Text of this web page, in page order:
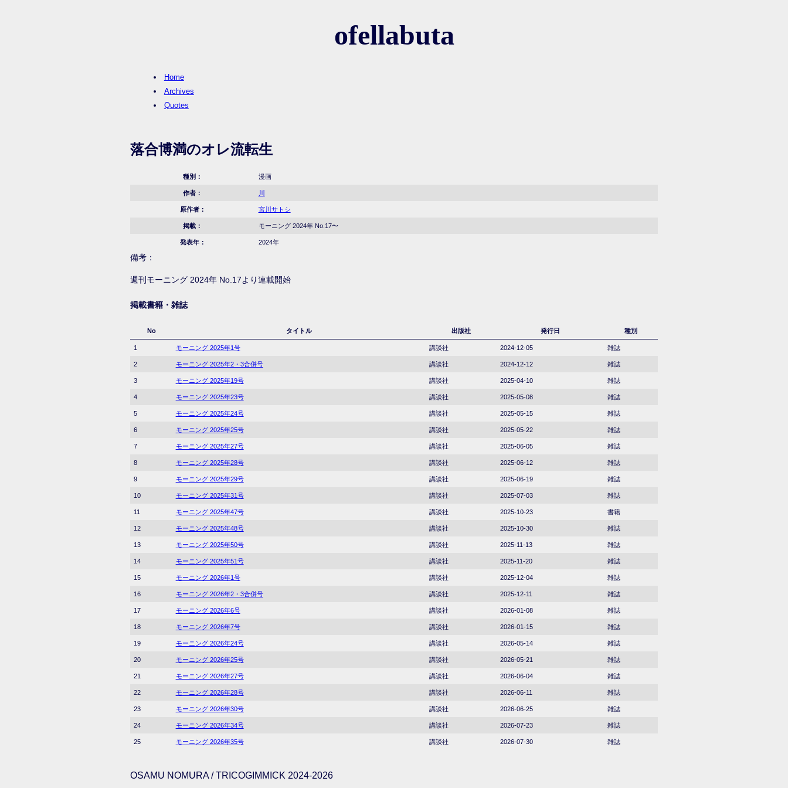
ofellabuta
Home
Archives
Quotes
落合博満のオレ流転生
種別： 漫画
作者： 川
原作者： 宮川サトシ
掲載： モーニング 2024年 No.17〜
発表年： 2024年
備考：
週刊モーニング 2024年 No.17より連載開始
掲載書籍・雑誌
No タイトル 出版社 発行日 種別
1 モーニング 2025年1号 講談社 2024-12-05 雑誌
2 モーニング 2025年2・3合併号 講談社 2024-12-12 雑誌
3 モーニング 2025年19号 講談社 2025-04-10 雑誌
4 モーニング 2025年23号 講談社 2025-05-08 雑誌
5 モーニング 2025年24号 講談社 2025-05-15 雑誌
6 モーニング 2025年25号 講談社 2025-05-22 雑誌
7 モーニング 2025年27号 講談社 2025-06-05 雑誌
8 モーニング 2025年28号 講談社 2025-06-12 雑誌
9 モーニング 2025年29号 講談社 2025-06-19 雑誌
10 モーニング 2025年31号 講談社 2025-07-03 雑誌
11 モーニング 2025年47号 講談社 2025-10-23 書籍
12 モーニング 2025年48号 講談社 2025-10-30 雑誌
13 モーニング 2025年50号 講談社 2025-11-13 雑誌
14 モーニング 2025年51号 講談社 2025-11-20 雑誌
15 モーニング 2026年1号 講談社 2025-12-04 雑誌
16 モーニング 2026年2・3合併号 講談社 2025-12-11 雑誌
17 モーニング 2026年6号 講談社 2026-01-08 雑誌
18 モーニング 2026年7号 講談社 2026-01-15 雑誌
19 モーニング 2026年24号 講談社 2026-05-14 雑誌
20 モーニング 2026年25号 講談社 2026-05-21 雑誌
21 モーニング 2026年27号 講談社 2026-06-04 雑誌
22 モーニング 2026年28号 講談社 2026-06-11 雑誌
23 モーニング 2026年30号 講談社 2026-06-25 雑誌
24 モーニング 2026年34号 講談社 2026-07-23 雑誌
25 モーニング 2026年35号 講談社 2026-07-30 雑誌
OSAMU NOMURA / TRICOGIMMICK 2024-2026